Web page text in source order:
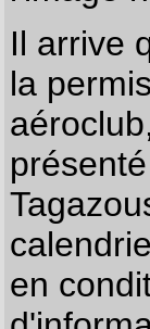
Il arrive
la
en